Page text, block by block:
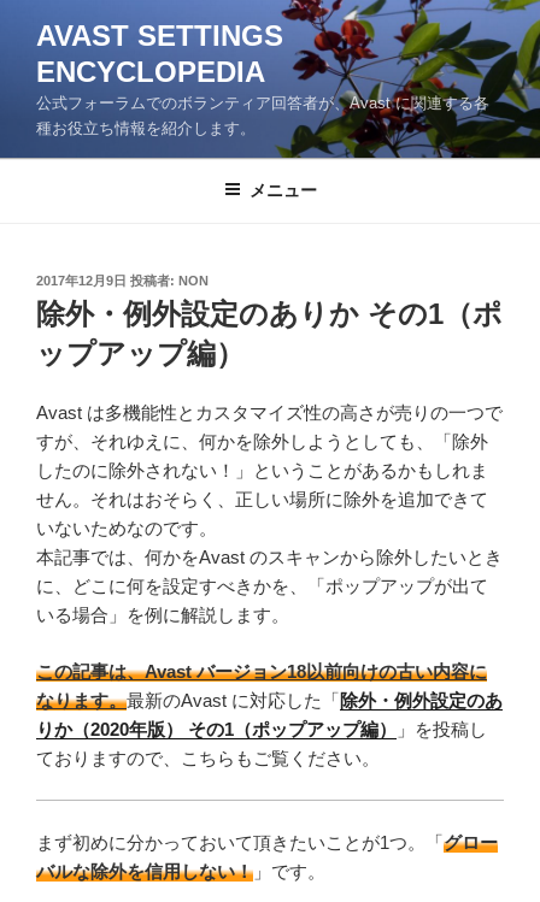
へ
AVAST SETTINGS
ENCYCLOPEDIA
公式フォーラムでのボランティア回答者が、Avast に関連する各
種お役立ち情報を紹介します。
メニュー
投
稿
日:
2017年12月9日 投稿者: NON
除外・例外設定のありか その1（ポ
ップアップ編）
Avast は多機能性とカスタマイズ性の高さが売りの一つで
すが、それゆえに、何かを除外しようとしても、「除外
したのに除外されない！」ということがあるかもしれま
せん。それはおそらく、正しい場所に除外を追加できて
いないためなのです。
本記事では、何かをAvast のスキャンから除外したいとき
に、どこに何を設定すべきかを、「ポップアップが出て
いる場合」を例に解説します。
この記事は、Avast バージョン18以前向けの古い内容に
なります。最新のAvast に対応した「除外・例外設定のあ
りか（2020年版） その1（ポップアップ編）
」を投稿し
ておりますので、こちらもご覧ください。
まず初めに分かっておいて頂きたいことが1つ。「グロー
バルな除外を信用しない！ 」です。